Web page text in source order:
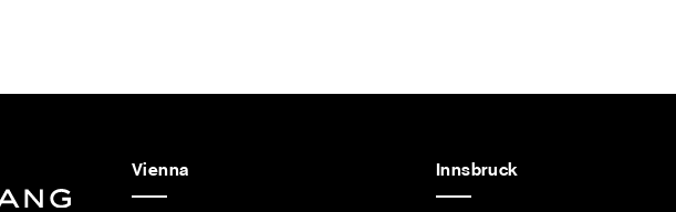
Vienna Innsbruck